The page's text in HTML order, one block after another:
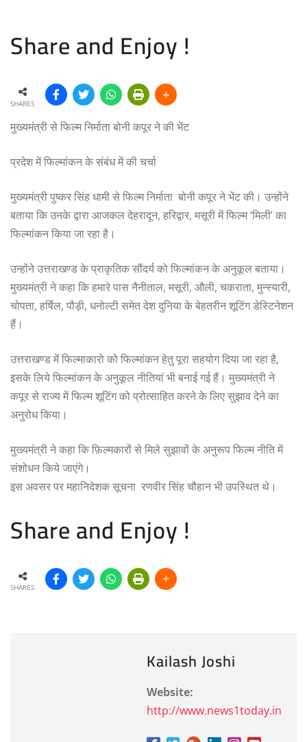
Share and Enjoy !
SHARES
मुख्यमंत्री से फिल्म निर्माता बोनी कपूर ने की भेंट
प्रदेश में फिल्मांकन के संबंध में की चर्चा
मुख्यमंत्री पुष्कर सिंह धामी से फिल्म निर्माता बोनी कपूर ने भेंट की। उन्होंने
बताया कि उनके द्वारा आजकल देहरादून, हरिद्वार, मसूरी में फिल्म ‘मिली’ का
फिल्मांकन किया जा रहा है।
उन्होंने उत्तराखण्ड के प्राकृतिक सौंदर्य को फिल्मांकन के अनुकूल बताया।
मुख्यमंत्री ने कहा कि हमारे पास नैनीताल, मसूरी, औली, चकराता, मुन्स्यारी,
चोपता, हर्षिल, पौड़ी, धनोल्टी समेत देश दुनिया के बेहतरीन शूटिंग डेस्टिनेशन
हैं।
उत्तराखण्ड में फिल्माकारो को फिल्मांकन हेतु पूरा सहयोग दिया जा रहा है,
इसके लिये फिल्मांकन के अनुकूल नीतियां भी बनाई गई हैं। मुख्यमंत्री ने
कपूर से राज्य में फिल्म शूटिंग को प्रोत्साहित करने के लिए सुझाव देने का
अनुरोध किया।
मुख्यमंत्री ने कहा कि फ़िल्मकारों से मिले सुझावों के अनुरूप फिल्म नीति में
संशोधन किये जाएंगे।
इस अवसर पर महानिदेशक सूचना रणवीर सिंह चौहान भी उपस्थित थे।
Share and Enjoy !
SHARES
Kailash Joshi
Website:
http://www.news1today.in